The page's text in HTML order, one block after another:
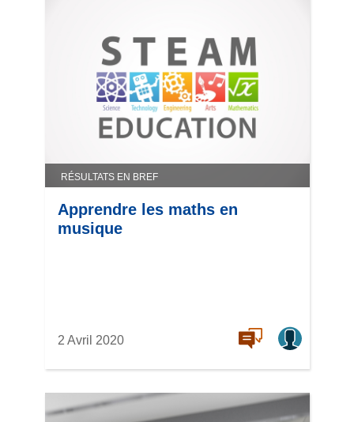
RÉSULTATS EN BREF
Apprendre les maths en
musique
2 Avril 2020